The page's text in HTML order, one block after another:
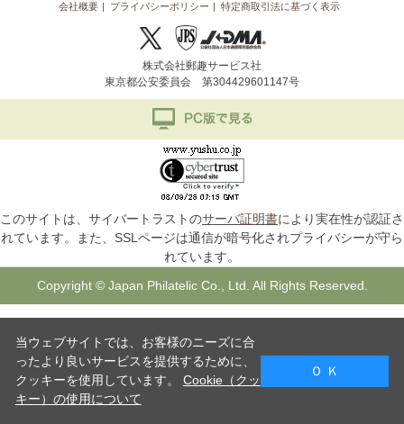
会社概要 プライバシーポリシー 特定商取引法に基づく表示
株式会社郵趣サービス社
東京都公安委員会 第304429601147号
このサイトは、サイバートラストのサーバ証明書により実在性が認証さ
れています。また、SSLページは通信が暗号化されプライバシーが守ら
れています。
Copyright © Japan Philatelic Co., Ltd. All Rights Reserved.
当ウェブサイトでは、お客様のニーズに合
ったより良いサービスを提供するために、
クッキーを使用しています。 Cookie（クッ
キー）の使用について
Ｏ Ｋ